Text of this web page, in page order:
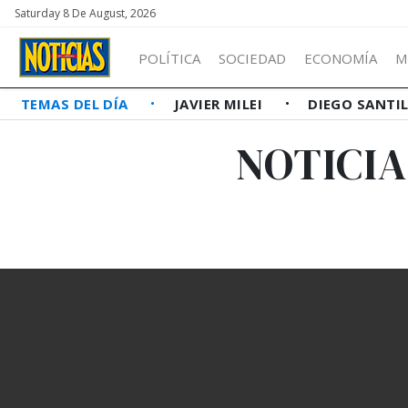
Saturday 8 De August, 2026
POLÍTICA SOCIEDAD ECONOMÍA
TEMAS DEL DÍA JAVIER MILEI DIEGO